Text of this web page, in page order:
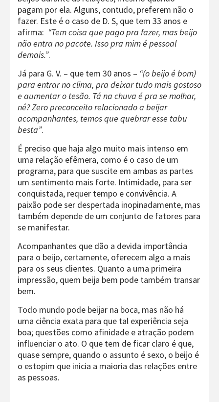
pagam por ela. Alguns, contudo, preferem não o
fazer. Este é o caso de D. S, que tem 33 anos e
afirma: “Tem coisa que pago pra fazer, mas beijo
não entra no pacote. Isso pra mim é pessoal
demais.”.
Já para G. V. – que tem 30 anos – “(o beijo é bom)
para entrar no clima, pra deixar tudo mais gostoso
e aumentar o tesão. Tá na chuva é pra se molhar,
né? Zero preconceito relacionado a beijar
acompanhantes, temos que quebrar esse tabu
besta”.
É preciso que haja algo muito mais intenso em
uma relação efêmera, como é o caso de um
programa, para que suscite em ambas as partes
um sentimento mais forte. Intimidade, para ser
conquistada, requer tempo e convivência. A
paixão pode ser despertada inopinadamente, mas
também depende de um conjunto de fatores para
se manifestar.
Acompanhantes que dão a devida importância
para o beijo, certamente, oferecem algo a mais
para os seus clientes. Quanto a uma primeira
impressão, quem beija bem pode também transar
bem.
Todo mundo pode beijar na boca, mas não há
uma ciência exata para que tal experiência seja
boa; questões como afinidade e atração podem
influenciar o ato. O que tem de ficar claro é que,
quase sempre, quando o assunto é sexo, o beijo é
o estopim que inicia a maioria das relações entre
as pessoas.